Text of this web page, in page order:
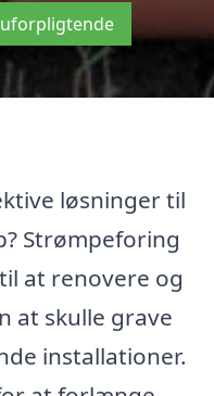
løsninger til
Strømpeforing
at renovere og
at skulle grave
installationer.